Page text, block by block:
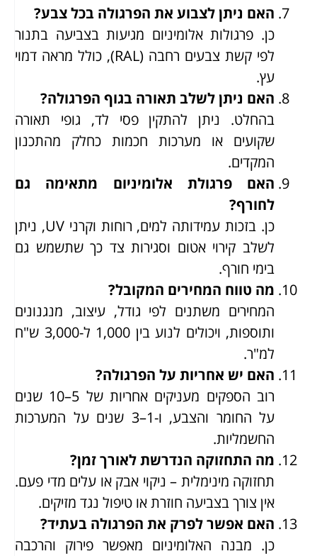
האם ניתן לצבוע את הפרגולה בכל צבע?
כן. פרגולות אלומיניום מגיעות בצביעה בתנור
לפי קשת צבעים רחבה (RAL), כולל מראה דמוי
עץ.
האם ניתן לשלב תאורה בגוף הפרגולה?
בהחלט. ניתן להתקין פסי לד, גופי תאורה
שקועים או מערכות חכמות כחלק מהתכנון
המקדים.
האם פרגולת אלומיניום מתאימה גם
לחורף?
כן. בזכות עמידותה למים, רוחות וקרני UV, ניתן
לשלב קירוי אטום וסגירות צד כך שתשמש גם
בימי חורף.
מה טווח המחירים המקובל?
המחירים משתנים לפי גודל, עיצוב, מנגנונים
ותוספות, ויכולים לנוע בין 1,000 ל-3,000 ש"ח
למ"ר.
האם יש אחריות על הפרגולה?
רוב הספקים מעניקים אחריות של 5–10 שנים
על החומר והצבע, ו-1–3 שנים על המערכות
החשמליות.
מה התחזוקה הנדרשת לאורך זמן?
תחזוקה מינימלית – ניקוי אבק או עלים מדי פעם.
אין צורך בצביעה חוזרת או טיפול נגד מזיקים.
האם אפשר לפרק את הפרגולה בעתיד?
כן. מבנה האלומיניום מאפשר פירוק והרכבה